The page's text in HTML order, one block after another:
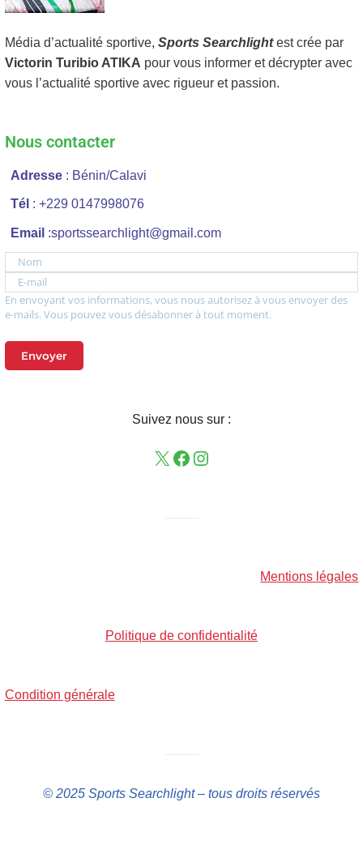
Média d’actualité sportive, Sports Searchlightest crée par
Victorin Turibio ATIKA pour vous informer et décrypter avec
vous l’actualité sportive avec rigueur et passion.
Nous contacter
Adresse : Bénin/Calavi
Tél : +229 0147998076
Email :sportssearchlight@gmail.com
Nom
E-mail
En envoyant vos informations, vous nous autorisez à vous envoyer des
e-mails. Vous pouvez vous désabonner à tout moment.
Envoyer
Suivez nous sur :
Mentions légales
Politique de confidentialité
Condition générale
© 2025 Sports Searchlight – tous droits réservés